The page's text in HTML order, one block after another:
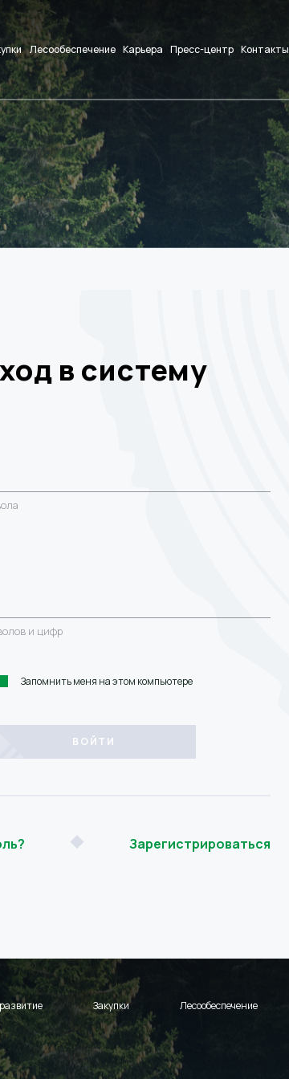
Лесообеспечение Карьера Пресс-центр Контакты
в систему
и цифр
Запомнить меня на этом компьютере
Зарегистрироваться
Закупки Лесообеспечение